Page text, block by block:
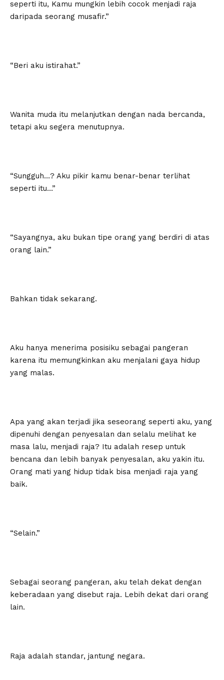
seperti itu, Kamu mungkin lebih cocok menjadi raja
daripada seorang musafir.”
“Beri aku istirahat.”
Wanita muda itu melanjutkan dengan nada bercanda,
tetapi aku segera menutupnya.
“Sungguh…? Aku pikir kamu benar-benar terlihat
seperti itu…”
“Sayangnya, aku bukan tipe orang yang berdiri di atas
orang lain.”
Bahkan tidak sekarang.
Aku hanya menerima posisiku sebagai pangeran
karena itu memungkinkan aku menjalani gaya hidup
yang malas.
Apa yang akan terjadi jika seseorang seperti aku, yang
dipenuhi dengan penyesalan dan selalu melihat ke
masa lalu, menjadi raja? Itu adalah resep untuk
bencana dan lebih banyak penyesalan, aku yakin itu.
Orang mati yang hidup tidak bisa menjadi raja yang
baik.
“Selain.”
Sebagai seorang pangeran, aku telah dekat dengan
keberadaan yang disebut raja. Lebih dekat dari orang
lain.
Raja adalah standar, jantung negara.